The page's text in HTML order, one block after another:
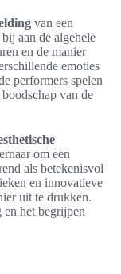
van een
aan de algehele
en de manier
emoties
performers spelen
van de
om een
als betekenisvol
en innovatieve
uit te drukken.
het begrijpen